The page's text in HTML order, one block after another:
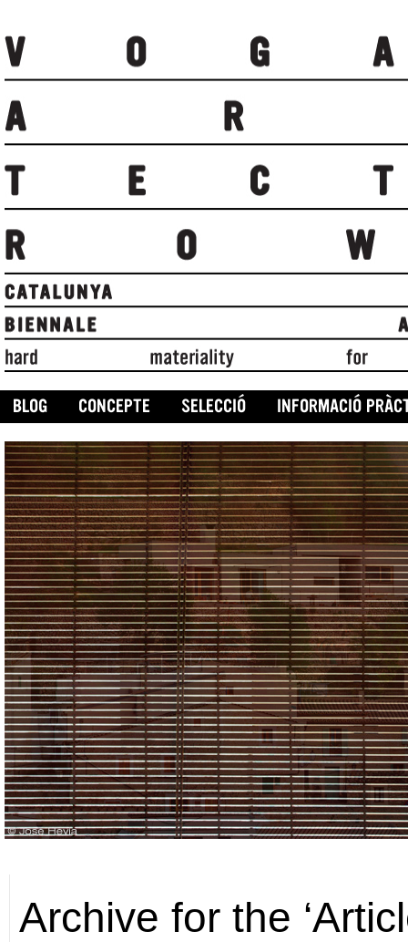
BLOG CONCEPTE SELECCIÓ INFORMACIÓ
Archive for the